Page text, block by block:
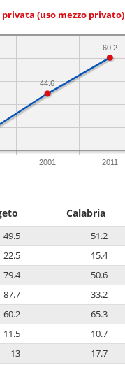
(uso mezzo privato)
2001 2011
60.2
44.6
Calabria
49.5 51.2
22.5 15.4
79.4 50.6
87.7 33.2
60.2 65.3
11.5 10.7
13 17.7